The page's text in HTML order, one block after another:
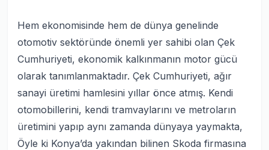
Hem ekonomisinde hem de dünya genelinde
otomotiv sektöründe önemli yer sahibi olan Çek
Cumhuriyeti, ekonomik kalkınmanın motor gücü
olarak tanımlanmaktadır. Çek Cumhuriyeti, ağır
sanayi üretimi hamlesini yıllar önce atmış. Kendi
otomobillerini, kendi tramvaylarını ve metroların
üretimini yapıp aynı zamanda dünyaya yaymakta,
Öyle ki Konya’da yakından bilinen Skoda firmasına